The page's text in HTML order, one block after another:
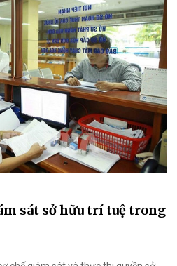
sát sở hữu trí tuệ trong